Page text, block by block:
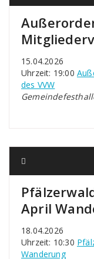
15.04.2026
Uhrzeit: 19:00
des VVW
April
18.04.2026
Uhrzeit: 10:30
Wanderung